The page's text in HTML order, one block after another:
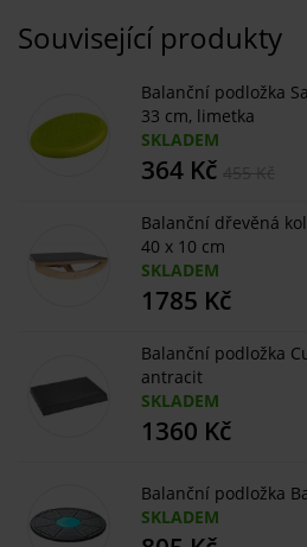
Související produkty
Balanční podložka
33 cm, limetka
SKLADEM
364 Kč
Balanční dřevěná
40 x 10 cm
SKLADEM
1785 Kč
Balanční podložka
antracit
SKLADEM
1360 Kč
Balanční podložka
SKLADEM